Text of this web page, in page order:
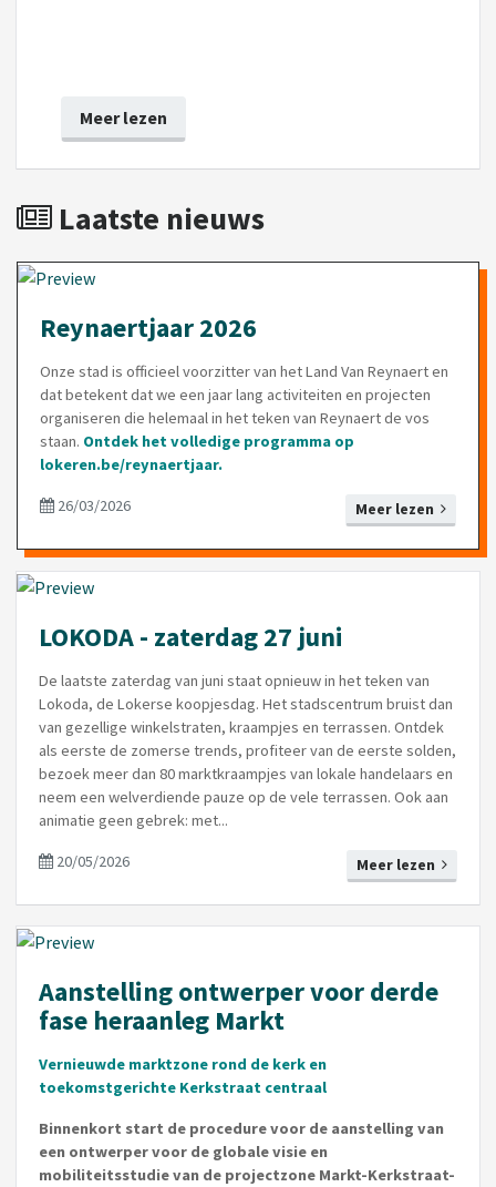
Meer lezen
Laatste nieuws
Reynaertjaar 2026
Onze stad is officieel voorzitter van het Land Van Reynaert en
dat betekent dat we een jaar lang activiteiten en projecten
organiseren die helemaal in het teken van Reynaert de vos
staan. Ontdek het volledige programma op
lokeren.be/reynaertjaar.
Meer lezen
26/03/2026
LOKODA - zaterdag 27 juni
De laatste zaterdag van juni staat opnieuw in het teken van
Lokoda, de Lokerse koopjesdag. Het stadscentrum bruist dan
van gezellige winkelstraten, kraampjes en terrassen. Ontdek
als eerste de zomerse trends, profiteer van de eerste solden,
bezoek meer dan 80 marktkraampjes van lokale handelaars en
neem een welverdiende pauze op de vele terrassen. Ook aan
animatie geen gebrek: met...
Meer lezen
20/05/2026
Aanstelling ontwerper voor derde
fase heraanleg Markt
Vernieuwde marktzone rond de kerk en
toekomstgerichte Kerkstraat centraal
Binnenkort start de procedure voor de aanstelling van
een ontwerper voor de globale visie en
mobiliteitsstudie van de projectzone Markt-Kerkstraat-